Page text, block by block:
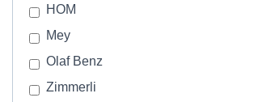
HOM
Mey
Olaf Benz
Zimmerli